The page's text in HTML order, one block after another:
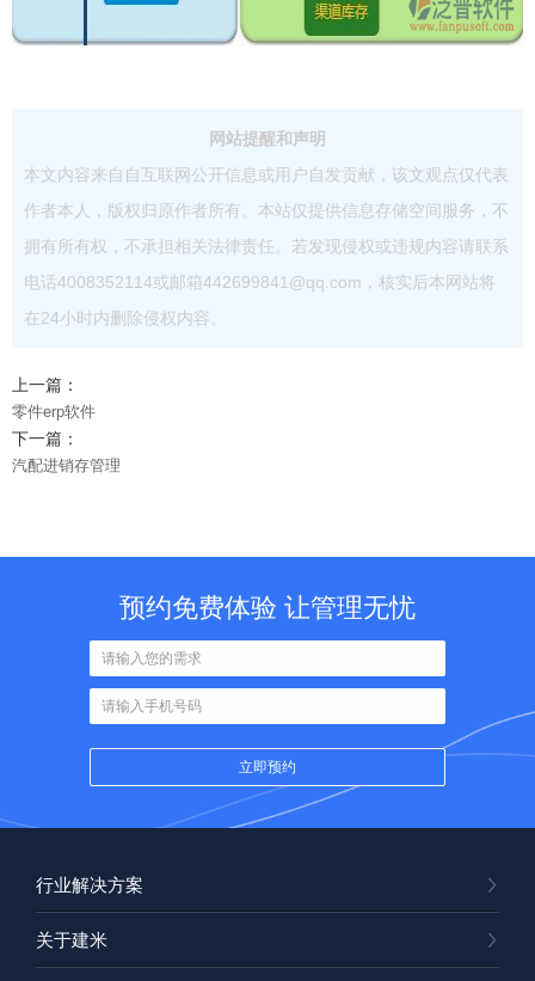
网站提醒和声明
本文内容来自自互联网公开信息或用户自发贡献，该文观点仅代表
作者本人，版权归原作者所有。本站仅提供信息存储空间服务，不
拥有所有权，不承担相关法律责任。若发现侵权或违规内容请联系
电话4008352114或邮箱442699841@qq.com，核实后本网站将
在24小时内删除侵权内容。
上一篇：
零件erp软件
下一篇：
汽配进销存管理
预约免费体验 让管理无忧
行业解决方案
关于建米